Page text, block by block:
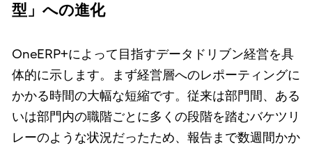
型」への進化
OneERP+によって目指すデータドリブン経営を具
体的に示します。まず経営層へのレポーティングに
かかる時間の大幅な短縮です。従来は部門間、ある
いは部門内の職階ごとに多くの段階を踏むバケツリ
レーのような状況だったため、報告まで数週間かか